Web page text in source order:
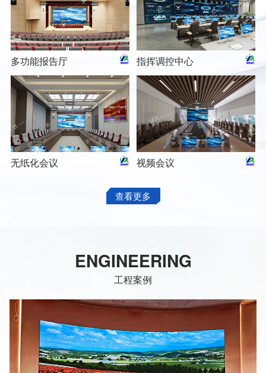
多功能报告厅 指挥调控中心
无纸化会议 视频会议
查看更多
ENGINEERING
工程案例